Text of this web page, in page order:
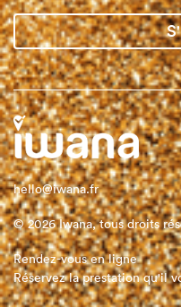
hello@iwana.fr
© 2026 Iwana, tous droits
Rendez-vous en ligne
Réservez la prestation qu'il